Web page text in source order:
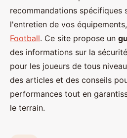
recommandations spécifiques
l'entretien de vos
Football. Ce site propose un
des informations sur la
pour les joueurs de tous
des articles et des conseils
performances tout en
le terrain.